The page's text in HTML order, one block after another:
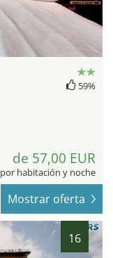
59%
de 57,00 EUR
por habitación y noche
Mostrar oferta
16